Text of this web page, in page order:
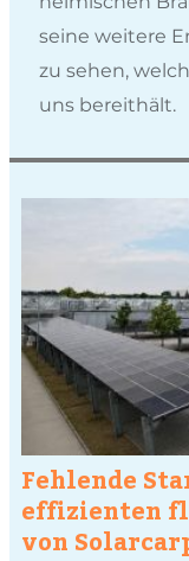
seine weitere
zu sehen,
uns bereithält.
Fehlende
effizienten
von